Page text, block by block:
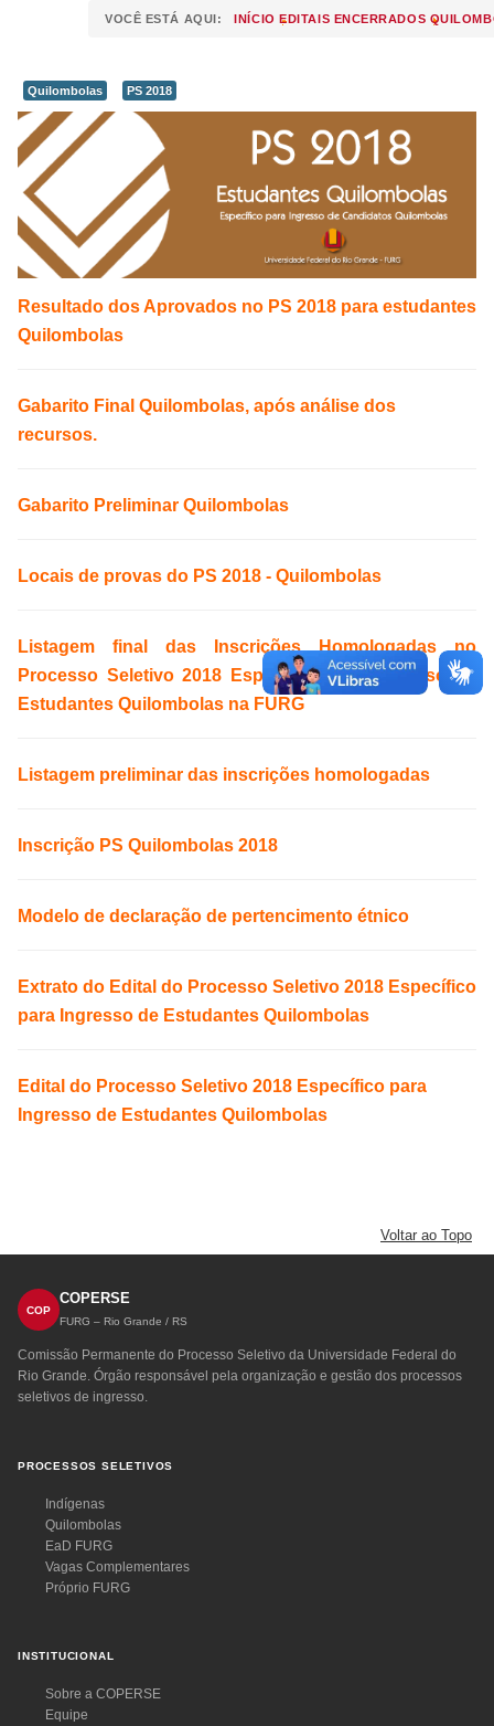
VOCÊ ESTÁ AQUI: INÍCIO EDITAIS ENCERRADOS
Quilombolas PS 2018
Resultado dos Aprovados no PS 2018 para estudantes
Quilombolas
Gabarito Final Quilombolas, após análise dos
recursos.
Gabarito Preliminar Quilombolas
Locais de provas do PS 2018 - Quilombolas
Listagem final das Inscrições Homologadas no
Processo Seletivo 2018 Específico para Ingresso de
Estudantes Quilombolas na FURG
Listagem preliminar das inscrições homologadas
Inscrição PS Quilombolas 2018
Modelo de declaração de pertencimento étnico
Extrato do Edital do Processo Seletivo 2018 Específico
para Ingresso de Estudantes Quilombolas
Edital do Processo Seletivo 2018 Específico para
Ingresso de Estudantes Quilombolas
Voltar ao Topo
COP
COPERSE
FURG – Rio Grande / RS
Comissão Permanente do Processo Seletivo da Universidade Federal do
Rio Grande. Órgão responsável pela organização e gestão dos processos
seletivos de ingresso.
PROCESSOS SELETIVOS
Indígenas
Quilombolas
EaD FURG
Vagas Complementares
Próprio FURG
INSTITUCIONAL
Sobre a COPERSE
Equipe